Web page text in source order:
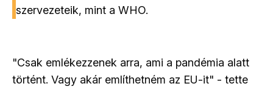
szervezeteik, mint a WHO.
"Csak emlékezzenek arra, ami a pandémia alatt
történt. Vagy akár említhetném az EU-it" - tette